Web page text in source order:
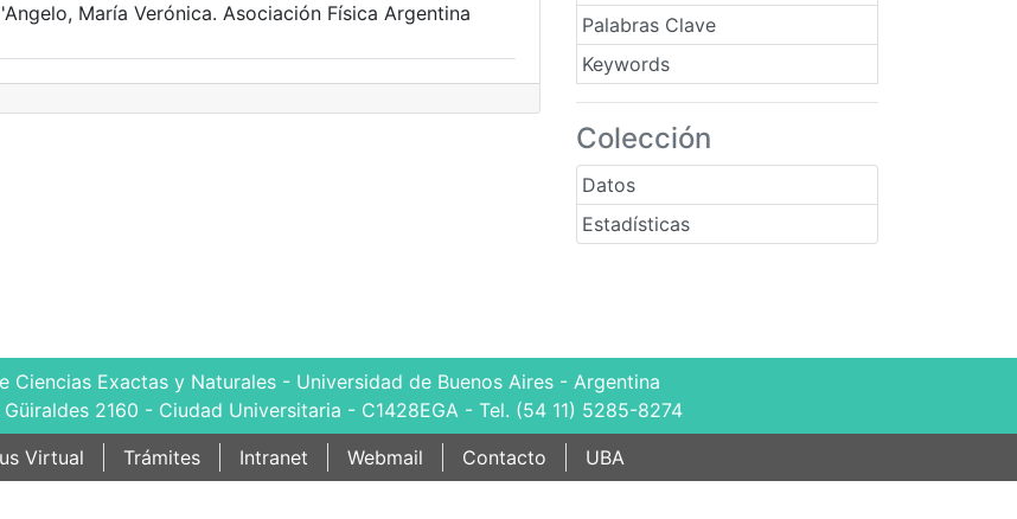
Palabras Clave
Keywords
Colección
Datos
Estadísticas
María Verónica. Asociación Física Argentina
Ciencias Exactas y Naturales - Universidad de Buenos Aires - Argentina
2160 - Ciudad Universitaria - C1428EGA - Tel. (54 11) 5285-8274
Virtual Trámites Intranet Webmail Contacto UBA